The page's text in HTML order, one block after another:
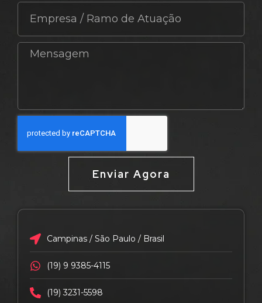
Enviar Agora
Campinas / São Paulo / Brasil
(19) 9 9385-4115
(19) 3231-5598